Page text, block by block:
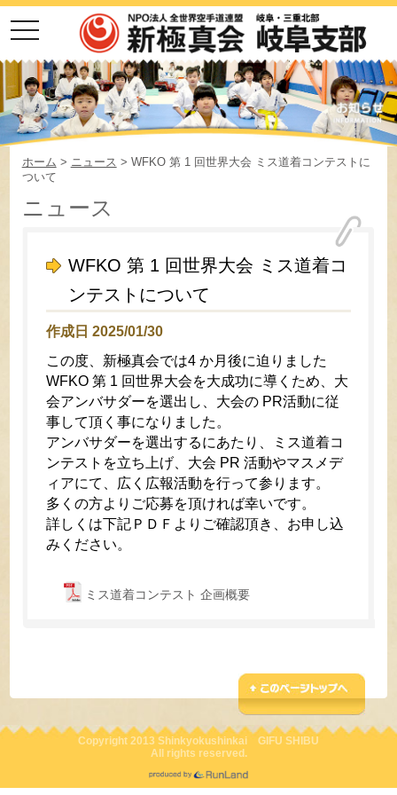
toggle
navigation
ホーム > ニュース > WFKO 第 1 回世界大会 ミス道着コンテストに
ついて
ニュース
WFKO 第 1 回世界大会 ミス道着コ
ンテストについて
作成日 2025/01/30
この度、新極真会では4 か月後に迫りました
WFKO 第 1 回世界大会を大成功に導くため、大
会アンバサダーを選出し、大会の PR活動に従
事して頂く事になりました。
アンバサダーを選出するにあたり、ミス道着コ
ンテストを立ち上げ、大会 PR 活動やマスメデ
ィアにて、広く広報活動を行って参ります。
多くの方よりご応募を頂ければ幸いです。
詳しくは下記ＰＤＦよりご確認頂き、お申し込
みください。
ミス道着コンテスト 企画概要
Copyright 2013 Shinkyokushinkai GIFU SHIBU
All rights reserved.